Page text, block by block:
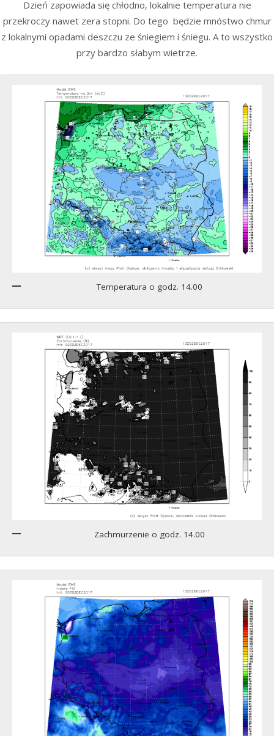
Dzień zapowiada się chłodno, lokalnie temperatura nie
przekroczy nawet zera stopni. Do tego będzie mnóstwo chmur
z lokalnymi opadami deszczu ze śniegiem i śniegu. A to wszystko
przy bardzo słabym wietrze.
Temperatura o godz. 14.00
Zachmurzenie o godz. 14.00